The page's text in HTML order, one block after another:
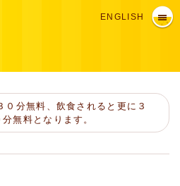
ENGLISH
分無料、飲食されると更に３
無料となります。